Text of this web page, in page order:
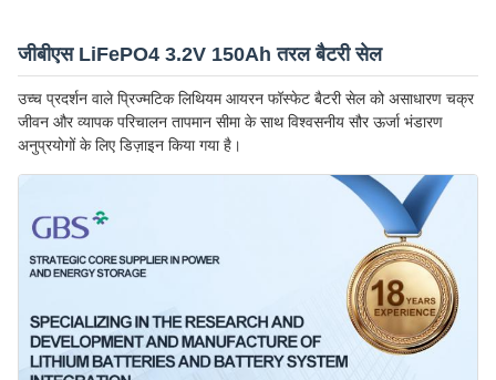
जीबीएस LiFePO4 3.2V 150Ah तरल बैटरी सेल
उच्च प्रदर्शन वाले प्रिज्मटिक लिथियम आयरन फॉस्फेट बैटरी सेल को असाधारण चक्र
जीवन और व्यापक परिचालन तापमान सीमा के साथ विश्वसनीय सौर ऊर्जा भंडारण
अनुप्रयोगों के लिए डिज़ाइन किया गया है।